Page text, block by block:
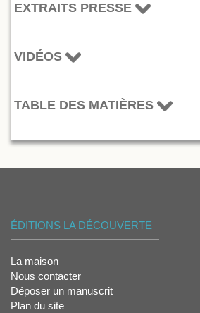
EXTRAITS PRESSE
VIDÉOS
TABLE DES MATIÈRES
ÉDITIONS LA DÉCOUVERTE
La maison
Nous contacter
Déposer un manuscrit
Plan du site